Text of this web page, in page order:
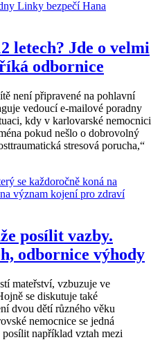
letech? Jde o velmi
odbornice
není připravené na pohlavní
vedoucí e-mailové poradny
kdy v karlovarské nemocnici
pokud nešlo o dobrovolný
stresová porucha,“
posílit vazby.
odbornice výhody
mateřství, vzbuzuje ve
se diskutuje také
dvou dětí různého věku
nemocnice se jedná
například vztah mezi